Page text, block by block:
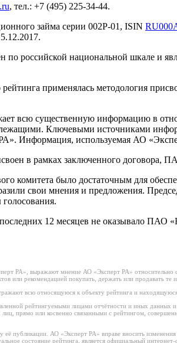
, тел.: +7 (495) 225-34-44.
займа серии 002Р-01, ISIN
российской национальной шкале и
применялась методология
всю существенную информацию в
Ключевыми источниками
Информация, используемая АО
в рамках заключенного договора,
комитета было достаточным для
свои мнения и предложения.
12 месяцев не оказывало ПАО
РА», выражают мнение АО «Эксперт РА» относительно
или рекомендацией покупать, держать или продавать
всю относящуюся к объекту рейтинга и
рейтингуемыми лицами отчётности и иных данных
прямо или косвенно связанными с рейтингом,
её публикации. АО «Эксперт РА» вправе вносить
состояние рейтинга, является официальный